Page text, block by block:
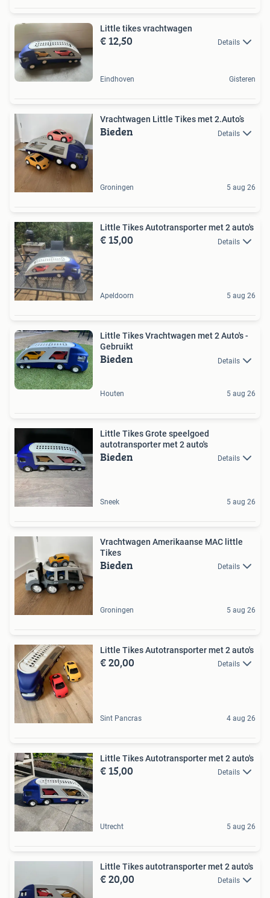
Little tikes vrachtwagen
€ 12,50 Details
Eindhoven Gisteren
Vrachtwagen Little Tikes met 2.Auto’s
Bieden Details
Groningen 5 aug 26
Little Tikes Autotransporter met 2 auto's
€ 15,00 Details
Apeldoorn 5 aug 26
Little Tikes Vrachtwagen met 2 Auto's -
Gebruikt
Bieden Details
Houten 5 aug 26
Little Tikes Grote speelgoed
autotransporter met 2 auto's
Bieden Details
Sneek 5 aug 26
Vrachtwagen Amerikaanse MAC little
Tikes
Bieden Details
Groningen 5 aug 26
Little Tikes Autotransporter met 2 auto's
€ 20,00 Details
Sint Pancras 4 aug 26
Little Tikes Autotransporter met 2 auto's
€ 15,00 Details
Utrecht 5 aug 26
Little Tikes autotransporter met 2 auto's
€ 20,00 Details